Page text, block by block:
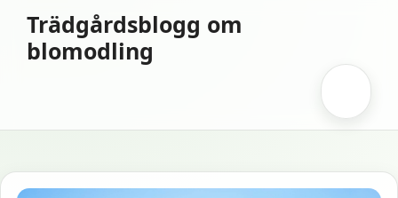
innehåll
Trädgårdsblogg om
blomodling